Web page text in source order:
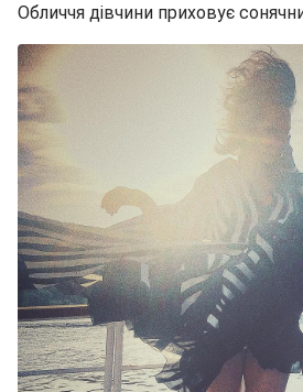
Обличчя дівчини приховує